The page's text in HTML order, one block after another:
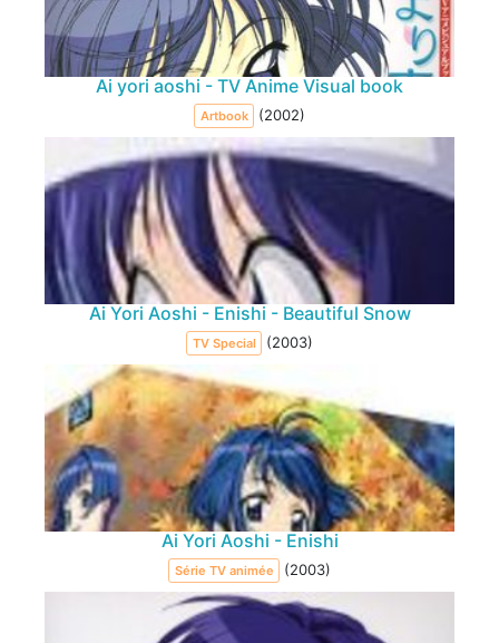
Ai yori aoshi - TV Anime Visual book
Artbook (2002)
Ai Yori Aoshi - Enishi - Beautiful Snow
TV Special (2003)
Ai Yori Aoshi - Enishi
Série TV animée (2003)